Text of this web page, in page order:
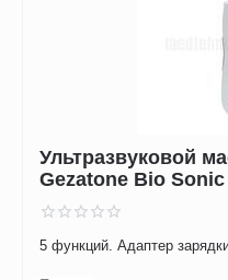
Ультразвуковой
Gezatone Bio Sonic
5 функций. Адаптер